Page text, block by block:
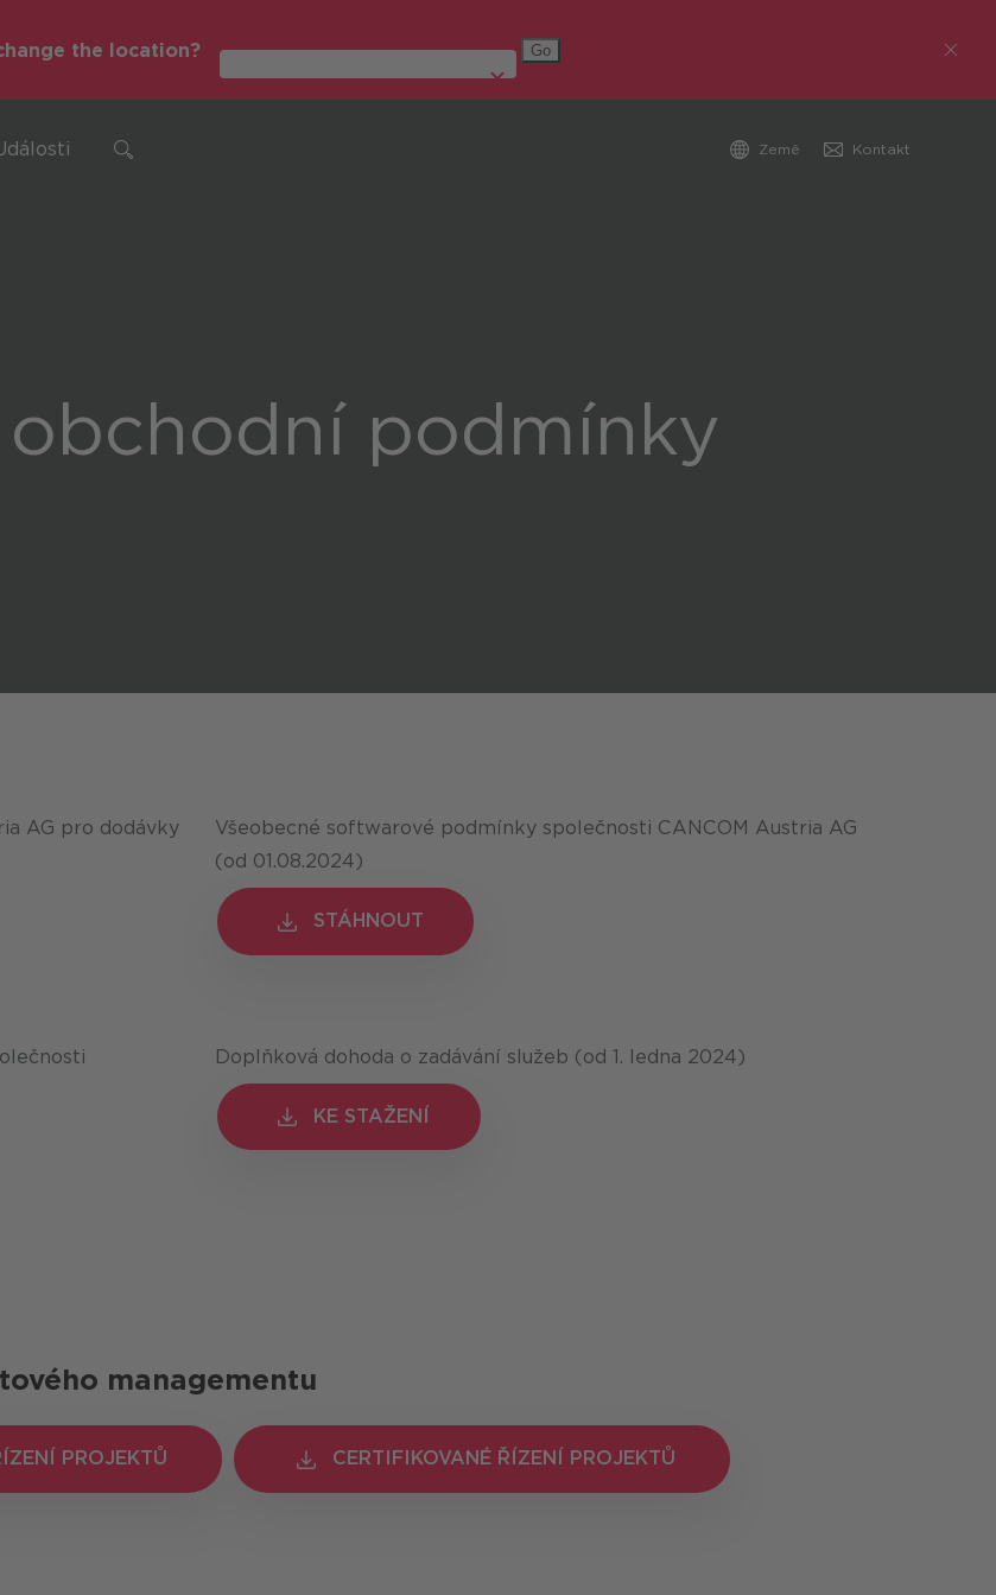
the location?
Global (English)
Země Kontakt
obchodní podmínky
AG pro dodávky
Všeobecné softwarové podmínky společnosti CANCOM Austria AG
(od 01.08.2024)
STÁHNOUT
STÁHNOUT
Doplňková dohoda o zadávání služeb (od 1. ledna 2024)
KE STAŽENÍ
KE STAŽENÍ
managementu
PROJEKTŮ
PROJEKTŮ CERTIFIKOVANÉ ŘÍZENÍ PROJEKTŮ
CERTIFIKOVANÉ ŘÍZENÍ PROJEKTŮ